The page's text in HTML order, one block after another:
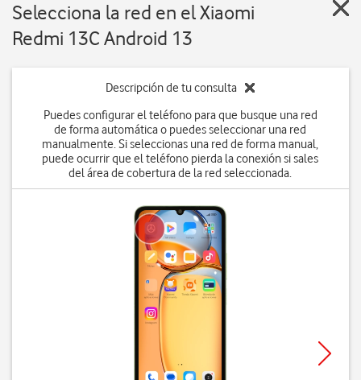
Selecciona la red en el Xiaomi
Redmi 13C Android 13
Descripción de tu consulta
Puedes configurar el teléfono para que busque una red
de forma automática o puedes seleccionar una red
manualmente. Si seleccionas una red de forma manual,
puede ocurrir que el teléfono pierda la conexión si sales
del área de cobertura de la red seleccionada.